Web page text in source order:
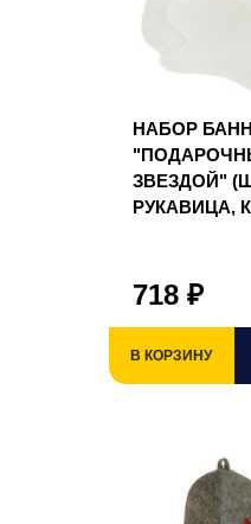
НАБОР
ЗВЕЗДОЙ"
РУКАВИЦА,
718 ₽
В КОРЗИНУ